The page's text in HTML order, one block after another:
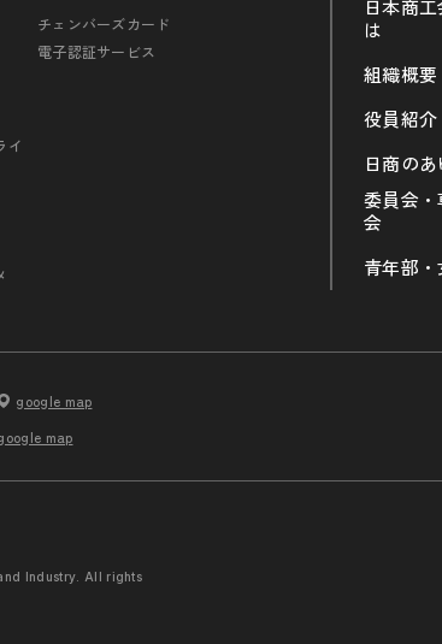
イ
チェンバーズカード
電子認証サービス
日本商
は
組織概要
役員紹介
日商の
委員会・
会
青年部
google map
map
Industry. All rights